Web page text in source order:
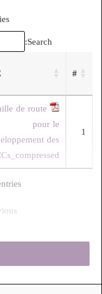
Search:
#
1
de route
pour le
des